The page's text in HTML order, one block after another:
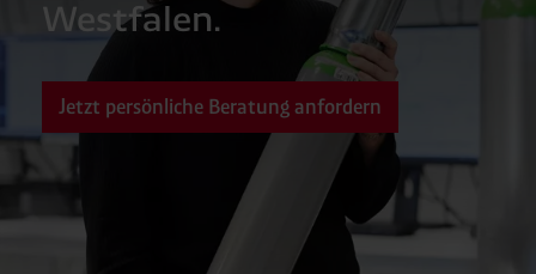
Westfalen.
Jetzt persönliche Beratung anfordern